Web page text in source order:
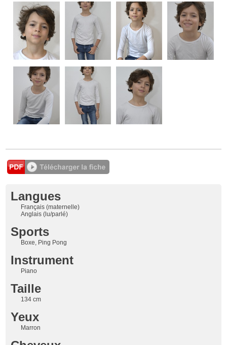
Langues
Français (maternelle)
Anglais (lu/parlé)
Sports
Boxe, Ping Pong
Instrument
Piano
Taille
134 cm
Yeux
Marron